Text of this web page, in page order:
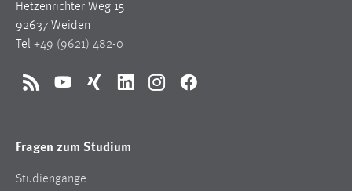
Hetzenrichter Weg 15
92637 Weiden
Tel +49 (9621) 482-0
RSS YouTubeXing LinkedInInstagramFacebook
Fragen zum Studium
Studiengänge